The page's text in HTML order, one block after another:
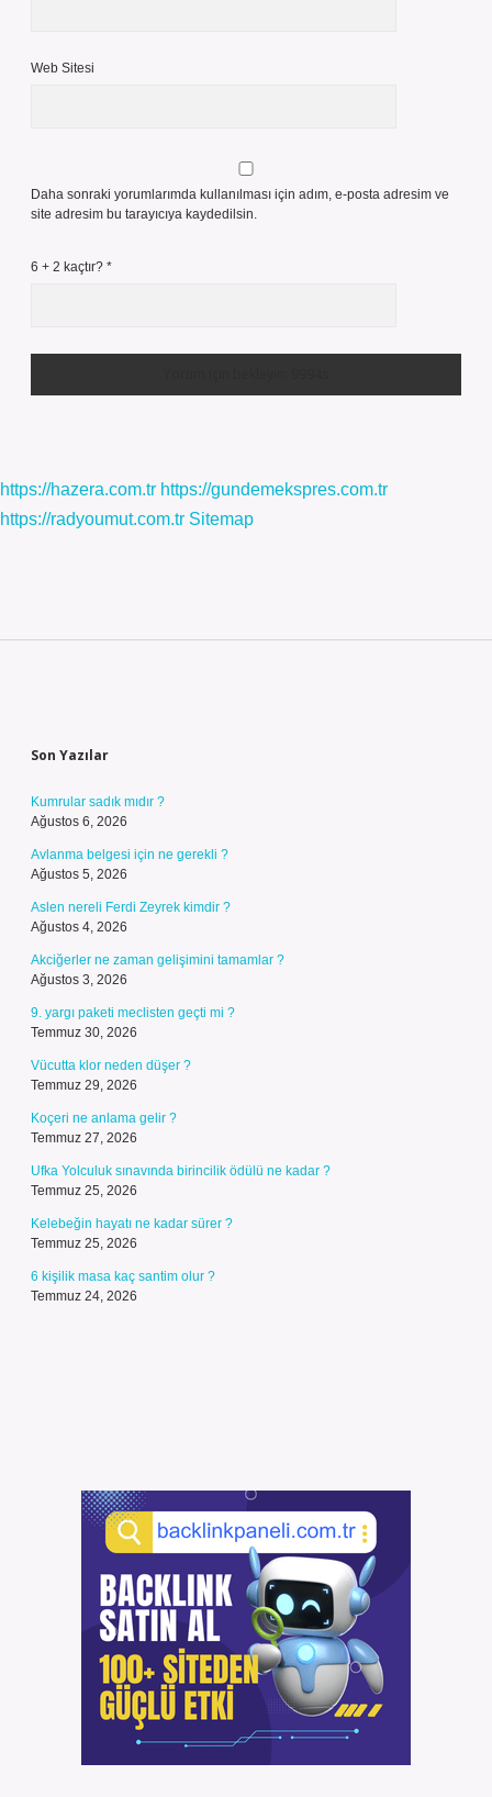
Web Sitesi
Daha sonraki yorumlarımda kullanılması için adım, e-posta adresim ve
site adresim bu tarayıcıya kaydedilsin.
6 + 2 kaçtır? *
https://hazera.com.tr https://gundemekspres.com.tr
https://radyoumut.com.tr Sitemap
Son Yazılar
Kumrular sadık mıdır ?
Ağustos 6, 2026
Avlanma belgesi için ne gerekli ?
Ağustos 5, 2026
Aslen nereli Ferdi Zeyrek kimdir ?
Ağustos 4, 2026
Akciğerler ne zaman gelişimini tamamlar ?
Ağustos 3, 2026
9. yargı paketi meclisten geçti mi ?
Temmuz 30, 2026
Vücutta klor neden düşer ?
Temmuz 29, 2026
Koçeri ne anlama gelir ?
Temmuz 27, 2026
Ufka Yolculuk sınavında birincilik ödülü ne kadar ?
Temmuz 25, 2026
Kelebeğin hayatı ne kadar sürer ?
Temmuz 25, 2026
6 kişilik masa kaç santim olur ?
Temmuz 24, 2026